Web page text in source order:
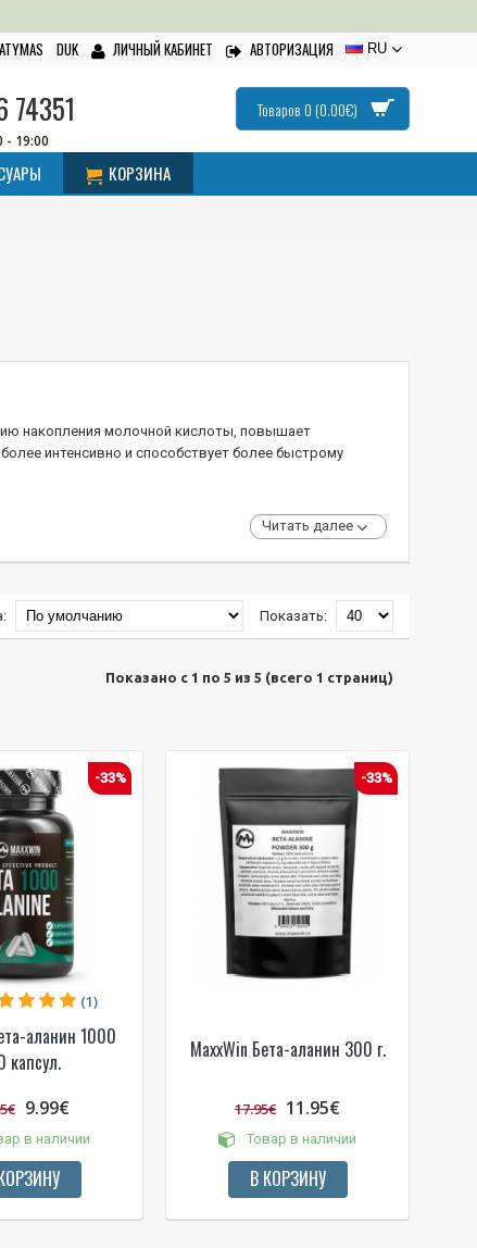
DUK ЛИЧНЫЙ КАБИНЕТ АВТОРИЗАЦИЯ RU
74351
- 19:00
Товаров 0 (0.00€)
КОРЗИНА
накопления молочной кислоты, повышает
интенсивно и способствует более быстрому
Читать далее
Показать:
Показано с 1 по 5 из 5 (всего 1 страниц)
-33%
аланин 1000
капсул.
(1)
9.99€
в наличии
-33%
MaxxWin Бета-аланин 300 г.
17.95€ 11.95€
Товар в наличии
В КОРЗИНУ